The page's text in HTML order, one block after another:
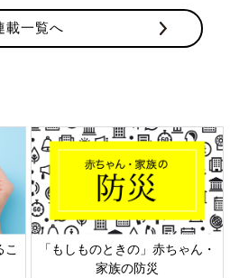
載一覧へ
こ
「もしものときの」赤ちゃん・
家族の防災